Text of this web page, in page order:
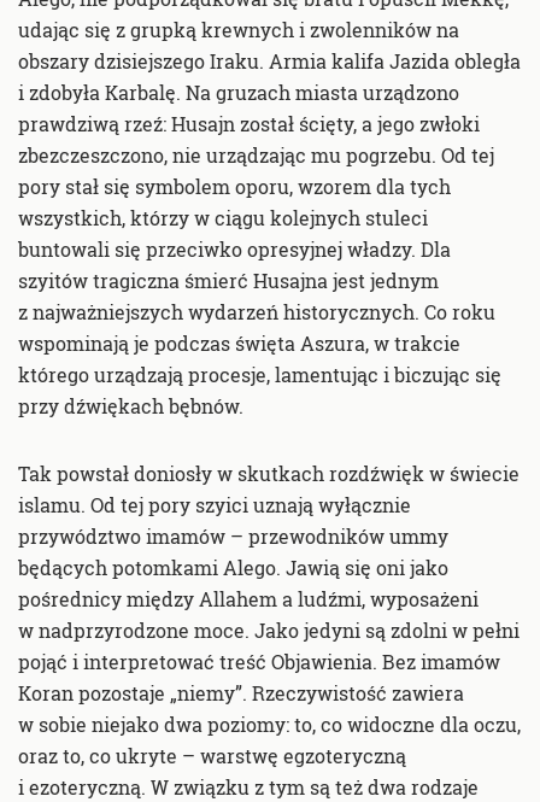
udając się z grupką krewnych i zwolenników na
obszary dzisiejszego Iraku. Armia kalifa Jazida obległa
i zdobyła Karbalę. Na gruzach miasta urządzono
prawdziwą rzeź: Husajn został ścięty, a jego zwłoki
zbezczeszczono, nie urządzając mu pogrzebu. Od tej
pory stał się symbolem oporu, wzorem dla tych
wszystkich, którzy w ciągu kolejnych stuleci
buntowali się przeciwko opresyjnej władzy. Dla
szyitów tragiczna śmierć Husajna jest jednym
z najważniejszych wydarzeń historycznych. Co roku
wspominają je podczas święta Aszura, w trakcie
którego urządzają procesje, lamentując i biczując się
przy dźwiękach bębnów.
Tak powstał doniosły w skutkach rozdźwięk w świecie
islamu. Od tej pory szyici uznają wyłącznie
przywództwo imamów – przewodników ummy
będących potomkami Alego. Jawią się oni jako
pośrednicy między Allahem a ludźmi, wyposażeni
w nadprzyrodzone moce. Jako jedyni są zdolni w pełni
pojąć i interpretować treść Objawienia. Bez imamów
Koran pozostaje „niemy”. Rzeczywistość zawiera
w sobie niejako dwa poziomy: to, co widoczne dla oczu,
oraz to, co ukryte – warstwę egzoteryczną
i ezoteryczną. W związku z tym są też dwa rodzaje